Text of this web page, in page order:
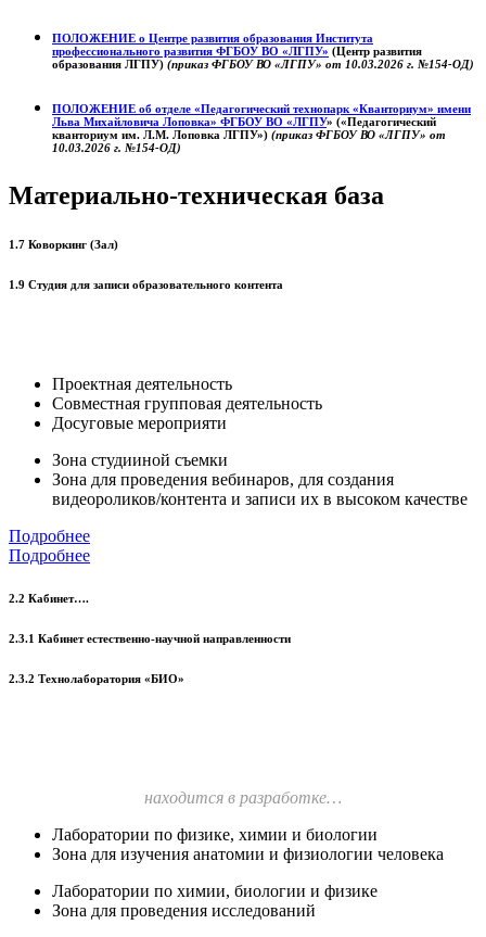
ПОЛОЖЕНИЕ о Центре развития образования Института
профессионального развития ФГБОУ ВО «ЛГПУ» (Центр развития
образования ЛГПУ) (приказ ФГБОУ ВО «ЛГПУ» от 10.03.2026 г. №154-ОД)
ПОЛОЖЕНИЕ об отделе «Педагогический технопарк «Кванториум» имени
Льва Михайловича Лоповка» ФГБОУ ВО «ЛГПУ» («Педагогический
кванториум им. Л.М. Лоповка ЛГПУ») (приказ ФГБОУ ВО «ЛГПУ» от
10.03.2026 г. №154-ОД)
Материально-техническая база
1.7 Коворкинг (Зал)
1.9 Студия для записи образовательного контента
Проектная деятельность
Совместная групповая деятельность
Досуговые мероприяти
Зона студииной съемки
Зона для проведения вебинаров, для создания
видеороликов/контента и записи их в высоком качестве
Подробнее
Подробнее
2.2 Кабинет….
2.3.1 Кабинет естественно-научной направленности
2.3.2 Технолаборатория «БИО»
находится в разработке…
Лаборатории по физике, химии и биологии
Зона для изучения анатомии и физиологии человека
Лаборатории по химии, биологии и физике
Зона для проведения исследований